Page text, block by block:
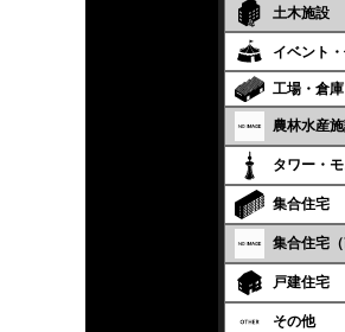
土木施設
イベント
工場・倉
農林水産
タワー・
集合住宅
集合住宅（
戸建住宅
その他